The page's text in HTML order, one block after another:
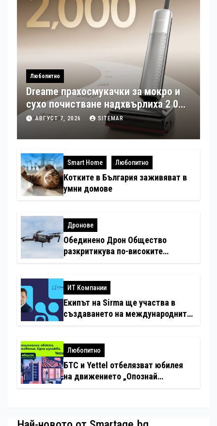
Любопитно
Dreame прахосмукачки за мокро и
сухо почистване надхвърлиха 2 000
патентни заявки в световен мащаб
АВГУСТ 7, 2026 SITEMAR
Smart Home Любопитно
Котките в България заживяват в
умни домове
Дронове
Обединено Дрон Общество
разкритикува по-високите
ИТ Компании
Екипът на Sirma ще участва в
създаването на международните
хотелиерството
Любопитно
БТС и Yettel отбелязват юбилея
на движението „Опознай